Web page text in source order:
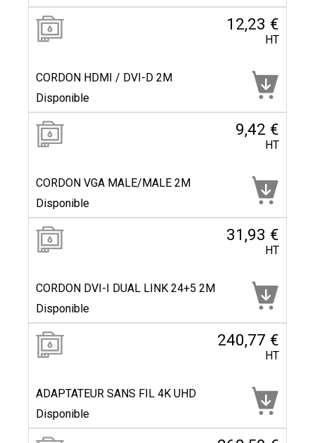
12,23 €
HT
CORDON HDMI / DVI-D 2M
Disponible
9,42 €
HT
CORDON VGA MALE/MALE 2M
Disponible
31,93 €
HT
CORDON DVI-I DUAL LINK 24+5 2M
Disponible
240,77 €
HT
ADAPTATEUR SANS FIL 4K UHD
Disponible